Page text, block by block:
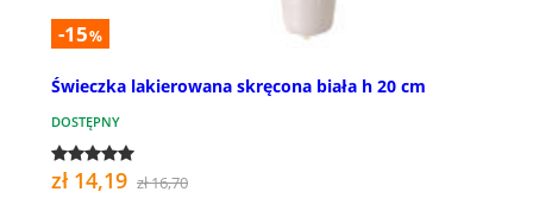
-15%
Świeczka lakierowana skręcona biała h 20 cm
DOSTĘPNY
zł 14,19 zł 16,70